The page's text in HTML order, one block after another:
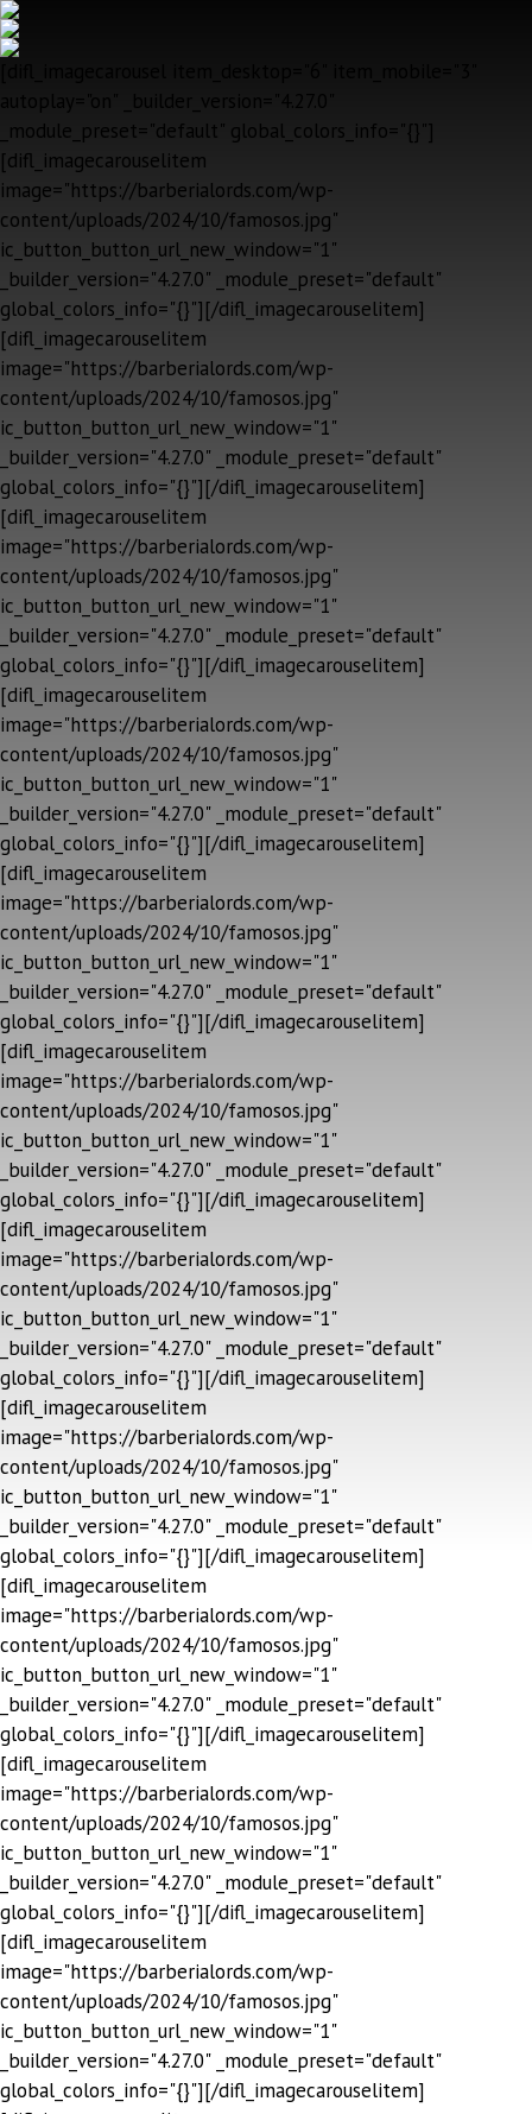
_module_preset="default" global_colors_info="{}"]
[difl_imagecarouselitem
image="https://barberialords.com/wp-
content/uploads/2024/10/famosos.jpg"
ic_button_button_url_new_window="1"
_builder_version="4.27.0" _module_preset="default"
global_colors_info="{}"][/difl_imagecarouselitem]
[difl_imagecarouselitem
image="https://barberialords.com/wp-
content/uploads/2024/10/famosos.jpg"
ic_button_button_url_new_window="1"
_builder_version="4.27.0" _module_preset="default"
global_colors_info="{}"][/difl_imagecarouselitem]
[difl_imagecarouselitem
image="https://barberialords.com/wp-
content/uploads/2024/10/famosos.jpg"
ic_button_button_url_new_window="1"
_builder_version="4.27.0" _module_preset="default"
global_colors_info="{}"][/difl_imagecarouselitem]
[difl_imagecarouselitem
image="https://barberialords.com/wp-
content/uploads/2024/10/famosos.jpg"
ic_button_button_url_new_window="1"
_builder_version="4.27.0" _module_preset="default"
global_colors_info="{}"][/difl_imagecarouselitem]
[difl_imagecarouselitem
image="https://barberialords.com/wp-
content/uploads/2024/10/famosos.jpg"
ic_button_button_url_new_window="1"
_builder_version="4.27.0" _module_preset="default"
global_colors_info="{}"][/difl_imagecarouselitem]
[difl_imagecarouselitem
image="https://barberialords.com/wp-
content/uploads/2024/10/famosos.jpg"
ic_button_button_url_new_window="1"
_builder_version="4.27.0" _module_preset="default"
global_colors_info="{}"][/difl_imagecarouselitem]
[difl_imagecarouselitem
image="https://barberialords.com/wp-
content/uploads/2024/10/famosos.jpg"
ic_button_button_url_new_window="1"
_builder_version="4.27.0" _module_preset="default"
global_colors_info="{}"][/difl_imagecarouselitem]
[difl_imagecarouselitem
image="https://barberialords.com/wp-
content/uploads/2024/10/famosos.jpg"
ic_button_button_url_new_window="1"
_builder_version="4.27.0" _module_preset="default"
global_colors_info="{}"][/difl_imagecarouselitem]
[difl_imagecarouselitem
image="https://barberialords.com/wp-
content/uploads/2024/10/famosos.jpg"
ic_button_button_url_new_window="1"
_builder_version="4.27.0" _module_preset="default"
global_colors_info="{}"][/difl_imagecarouselitem]
[difl_imagecarouselitem
image="https://barberialords.com/wp-
content/uploads/2024/10/famosos.jpg"
ic_button_button_url_new_window="1"
_builder_version="4.27.0" _module_preset="default"
global_colors_info="{}"][/difl_imagecarouselitem]
[difl_imagecarouselitem
image="https://barberialords.com/wp-
content/uploads/2024/10/famosos.jpg"
ic_button_button_url_new_window="1"
_builder_version="4.27.0" _module_preset="default"
global_colors_info="{}"][/difl_imagecarouselitem]